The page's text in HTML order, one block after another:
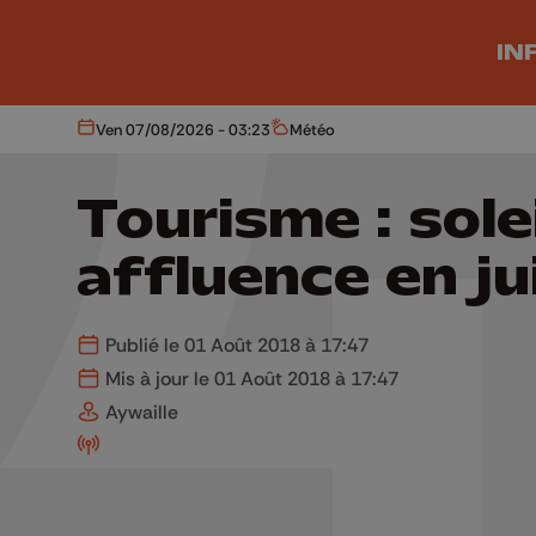
Aujourd'hui
Ven 07/08/2026 - 03:23 Météo
Météo
Tourisme :
affluence en
Publié le 01 Août 2018 à 17:47
Mis à jour le 01 Août 2018 à 17:47
Aywaille